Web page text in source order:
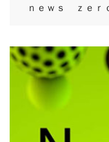
ｎｅｗｓ ｚｅｒ